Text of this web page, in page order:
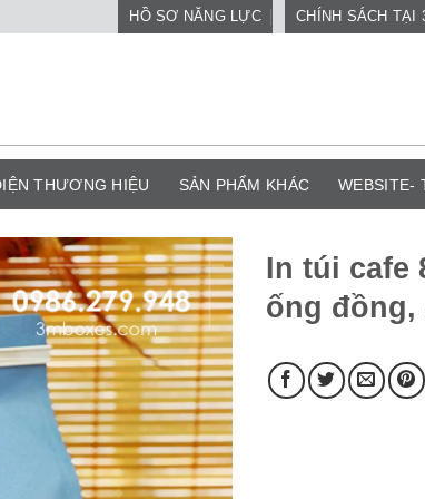
HỒ SƠ NĂNG LỰC CHÍNH SÁCH TẠI
THƯƠNG HIỆU SẢN PHẨM KHÁC WEBSITE-
In túi cafe
ống